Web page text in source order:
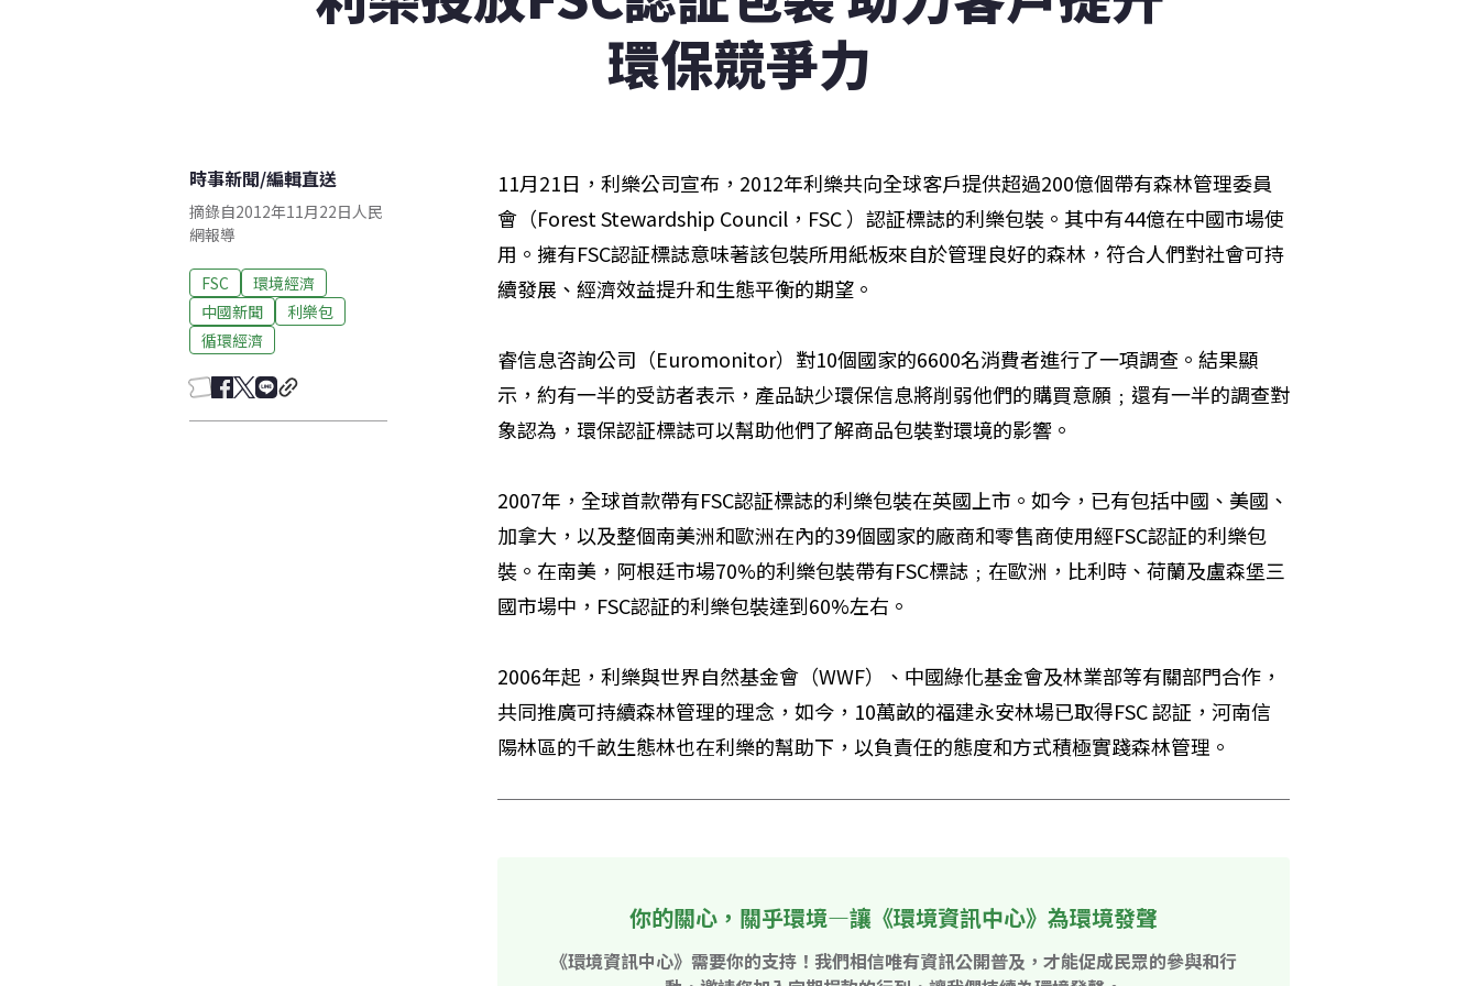
環保競爭力
時事新聞/編輯直送
摘錄自2012年11月22日人民
網報導
FSC
環境經濟
中國新聞
利樂包
循環經濟
11月21日，利樂公司宣布，2012年利樂共向全球客戶提供超過200億個帶有森林管理委員
會（Forest Stewardship Council，FSC ）認証標誌的利樂包裝。其中有44億在中國市場使
用。擁有FSC認証標誌意味著該包裝所用紙板來自於管理良好的森林，符合人們對社會可持
續發展、經濟效益提升和生態平衡的期望。
睿信息咨詢公司（Euromonitor）對10個國家的6600名消費者進行了一項調查。結果顯
示，約有一半的受訪者表示，產品缺少環保信息將削弱他們的購買意願﹔還有一半的調查對
象認為，環保認証標誌可以幫助他們了解商品包裝對環境的影響。
2007年，全球首款帶有FSC認証標誌的利樂包裝在英國上市。如今，已有包括中國、美國、
加拿大，以及整個南美洲和歐洲在內的39個國家的廠商和零售商使用經FSC認証的利樂包
裝。在南美，阿根廷市場70%的利樂包裝帶有FSC標誌﹔在歐洲，比利時、荷蘭及盧森堡三
國市場中，FSC認証的利樂包裝達到60%左右。
2006年起，利樂與世界自然基金會（WWF）、中國綠化基金會及林業部等有關部門合作，
共同推廣可持續森林管理的理念，如今，10萬畝的福建永安林場已取得FSC 認証，河南信
陽林區的千畝生態林也在利樂的幫助下，以負責任的態度和方式積極實踐森林管理。
你的關心，關乎環境—讓《環境資訊中心》為環境發聲
《環境資訊中心》需要你的支持！我們相信唯有資訊公開普及，才能促成民眾的參與和行